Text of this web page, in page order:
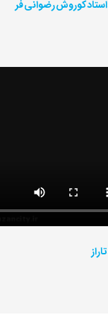
استاد کوروش رضوانی فر
تاراز